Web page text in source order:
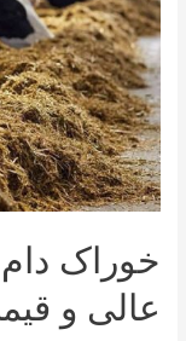
خوراک
عالی و